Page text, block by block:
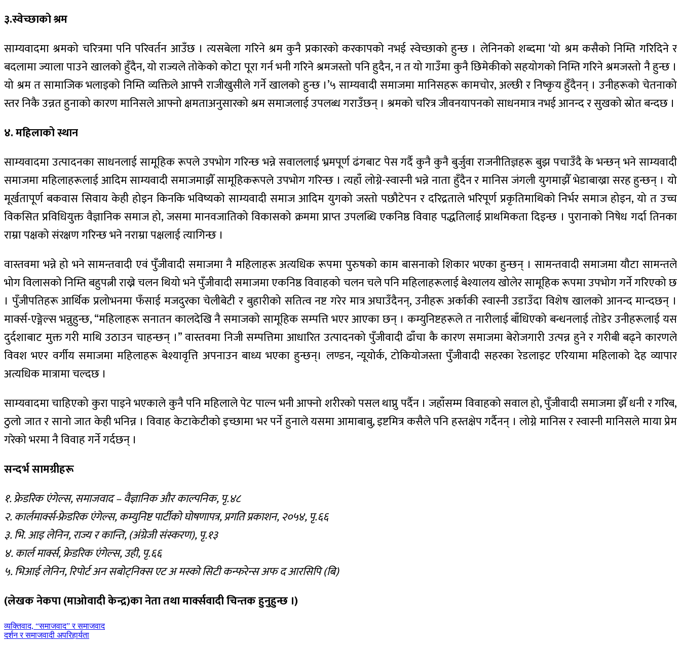
३.स्वेच्छाको श्रम
साम्यवादमा श्रमको चरित्रमा पनि परिवर्तन आउँछ । त्यसबेला गरिने श्रम कुनै प्रकारको करकापको नभई स्वेच्छाको हुन्छ । लेनिनको शब्दमा ‘यो श्रम कसैको निम्ति गरिदिने र
बदलामा ज्याला पाउने खालको हुँदैन, यो राज्यले तोकेको कोटा पूरा गर्न भनी गरिने श्रमजस्तो पनि हुदैन, न त यो गाउँमा कुनै छिमेकीको सहयोगको निम्ति गरिने श्रमजस्तो नै हुन्छ ।
यो श्रम त सामाजिक भलाइको निम्ति व्यक्तिले आफ्नै राजीखुसीले गर्ने खालको हुन्छ ।’५ साम्यवादी समाजमा मानिसहरू कामचोर, अल्छी र निष्कृय हुँदैनन् । उनीहरूको चेतनाको
स्तर निकै उन्नत हुनाको कारण मानिसले आफ्नो क्षमताअनुसारको श्रम समाजलाई उपलब्ध गराउँछन् । श्रमको चरित्र जीवनयापनको साधनमात्र नभई आनन्द र सुखको स्रोत बन्दछ ।
४. महिलाको स्थान
साम्यवादमा उत्पादनका साधनलाई सामूहिक रूपले उपभोग गरिन्छ भन्ने सवाललाई भ्रमपूर्ण ढंगबाट पेस गर्दै कुनै कुनै बुर्जुवा राजनीतिज्ञहरू बुझ पचाउँदै के भन्छन् भने साम्यवादी
समाजमा महिलाहरूलाई आदिम साम्यवादी समाजमाझैँ सामूहिकरूपले उपभोग गरिन्छ । त्यहाँ लोग्ने-स्वास्नी भन्ने नाता हुँदैन र मानिस जंगली युगमाझैँ भेडाबाख्रा सरह हुन्छन् । यो
मूर्खतापूर्ण बकवास सिवाय केही होइन किनकि भविष्यको साम्यवादी समाज आदिम युगको जस्तो पछौटेपन र दरिद्रताले भरिपूर्ण प्रकृतिमाथिको निर्भर समाज होइन, यो त उच्च
विकसित प्रविधियुक्त वैज्ञानिक समाज हो, जसमा मानवजातिको विकासको क्रममा प्राप्त उपलब्धि एकनिष्ठ विवाह पद्धतिलाई प्राथमिकता दिइन्छ । पुरानाको निषेध गर्दा तिनका
राम्रा पक्षको संरक्षण गरिन्छ भने नराम्रा पक्षलाई त्यागिन्छ ।
वास्तवमा भन्ने हो भने सामन्तवादी एवं पुँजीवादी समाजमा नै महिलाहरू अत्यधिक रूपमा पुरुषको काम बासनाको शिकार भएका हुन्छन् । सामन्तवादी समाजमा यौटा सामन्तले
भोग विलासको निम्ति बहुपत्नी राख्ने चलन थियो भने पुँजीवादी समाजमा एकनिष्ठ विवाहको चलन चले पनि महिलाहरूलाई बेश्यालय खोलेर सामूहिक रूपमा उपभोग गर्ने गरिएको छ
। पुँजीपतिहरू आर्थिक प्रलोभनमा फँसाई मजदुरका चेलीबेटी र बुहारीको सतित्व नष्ट गरेर मात्र अघाउँदैनन्, उनीहरू अर्काकी स्वास्नी उडाउँदा विशेष खालको आनन्द मान्दछन् ।
मार्क्स-एङ्गेल्स भन्नुहुन्छ, “महिलाहरू सनातन कालदेखि नै समाजको सामूहिक सम्पत्ति भएर आएका छन् । कम्युनिष्टहरूले त नारीलाई बाँधिएको बन्धनलाई तोडेर उनीहरूलाई यस
दुर्दशाबाट मुक्त गरी माथि उठाउन चाहन्छन् ।” वास्तवमा निजी सम्पत्तिमा आधारित उत्पादनको पुँजीवादी ढाँचा कै कारण समाजमा बेरोजगारी उत्पन्न हुने र गरीबी बढ्ने कारणले
विवश भएर वर्गीय समाजमा महिलाहरू बेश्यावृत्ति अपनाउन बाध्य भएका हुन्छन्। लण्डन, न्यूयोर्क, टोकियोजस्ता पुँजीवादी सहरका रेडलाइट एरियामा महिलाको देह व्यापार
अत्यधिक मात्रामा चल्दछ ।
साम्यवादमा चाहिएको कुरा पाइने भएकाले कुनै पनि महिलाले पेट पाल्न भनी आफ्नो शरीरको पसल थाप्नु पर्दैन । जहाँसम्म विवाहको सवाल हो, पुँजीवादी समाजमा झैँ धनी र गरिब,
ठुलो जात र सानो जात केही भनिन्न । विवाह केटाकेटीको इच्छामा भर पर्ने हुनाले यसमा आमाबाबु, इष्टमित्र कसैले पनि हस्तक्षेप गर्दैनन् । लोग्ने मानिस र स्वास्नी मानिसले माया प्रेम
गरेको भरमा नै विवाह गर्ने गर्दछन् ।
सन्दर्भ सामग्रीहरू
१. फ्रेडरिक एंगेल्स, समाजवाद – वैज्ञानिक और काल्पनिक, पृ.४८
२. कार्लमार्क्स-फ्रेडरिक एंगेल्स, कम्युनिष्ट पार्टीको घोषणापत्र, प्रगति प्रकाशन, २०५४, पृ.६६
३. भि. आइ लेनिन, राज्य र कान्ति, (अंग्रेजी संस्करण), पृ.१३
४. कार्ल मार्क्स, फ्रेडरिक एंगेल्स, उही, पृ.६६
५. भिआई लेनिन, रिपोर्ट अन सबोट्निक्स एट अ मस्को सिटी कन्फरेन्स अफ द आरसिपि (बि)
(लेखक नेकपा (माओवादी केन्द्र)का नेता तथा मार्क्सवादी चिन्तक हुनुहुन्छ ।)
पछिल्लाे
-
व्यक्तिवाद, “समाजवाद” र समाजवाद
अघिल्लाे
दर्शन र समाजवादी अपरिहार्यता